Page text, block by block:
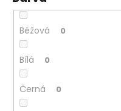
Béžová 0
Bílá 0
Černá 0
D
o
p
o
u
u